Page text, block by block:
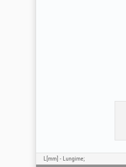
L[mm] - Lungime;